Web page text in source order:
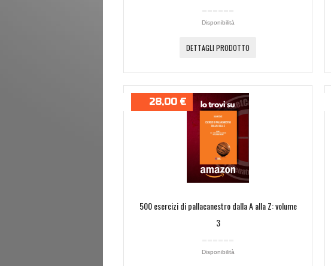
Disponibilità
DETTAGLI PRODOTTO
28,00 €
500 esercizi di pallacanestro dalla A alla Z: volume
3
Disponibilità